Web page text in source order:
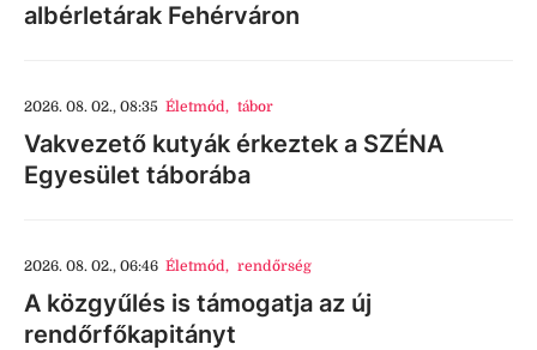
albérletárak Fehérváron
2026. 08. 02., 08:35 Életmód, tábor
Vakvezető kutyák érkeztek a SZÉNA
Egyesület táborába
2026. 08. 02., 06:46 Életmód, rendőrség
A közgyűlés is támogatja az új
rendőrfőkapitányt